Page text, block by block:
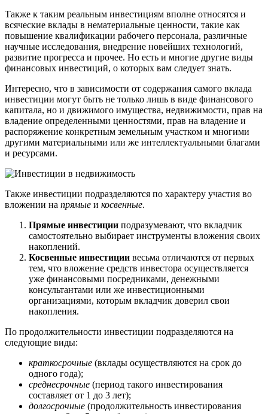
Также к таким реальным инвестициям вполне относятся и
всяческие вклады в нематериальные ценности, такие как
повышение квалификации рабочего персонала, различные
научные исследования, внедрение новейших технологий,
развитие прогресса и прочее. Но есть и многие другие виды
финансовых инвестиций, о которых вам следует знать.
Интересно, что в зависимости от содержания самого вклада
инвестиции могут быть не только лишь в виде финансового
капитала, но и движимого имущества, недвижимости, прав на
владение определенными ценностями, прав на владение и
распоряжение конкретным земельным участком и многими
другими материальными или же интеллектуальными благами
и ресурсами.
Также инвестиции подразделяются по характеру участия во
вложении на прямые и косвенные.
Прямые инвестиции подразумевают, что вкладчик
самостоятельно выбирает инструменты вложения своих
накоплений.
Косвенные инвестиции весьма отличаются от первых
тем, что вложение средств инвестора осуществляется
уже финансовыми посредниками, денежными
консультантами или же инвестиционными
организациями, которым вкладчик доверил свои
накопления.
По продолжительности инвестиции подразделяются на
следующие виды:
краткосрочные (вклады осуществляются на срок до
одного года);
среднесрочные (период такого инвестирования
составляет от 1 до 3 лет);
долгосрочные (продолжительность инвестирования